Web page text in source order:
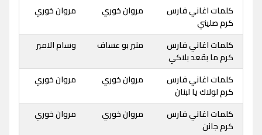
كلمات اغاني فارس
كرم صليني
مروان خوري مروان خوري
كلمات اغاني فارس
كرم ما بقعد بلاكي
منير بو عساف وسام الامير
كلمات اغاني فارس
كرم لولاك يا لبنان
مروان خوري مروان خوري
كلمات اغاني فارس
كرم جانن
مروان خوري مروان خوري